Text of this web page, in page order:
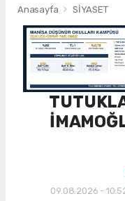
Anasayfa SİYASET
09.08.2026 -